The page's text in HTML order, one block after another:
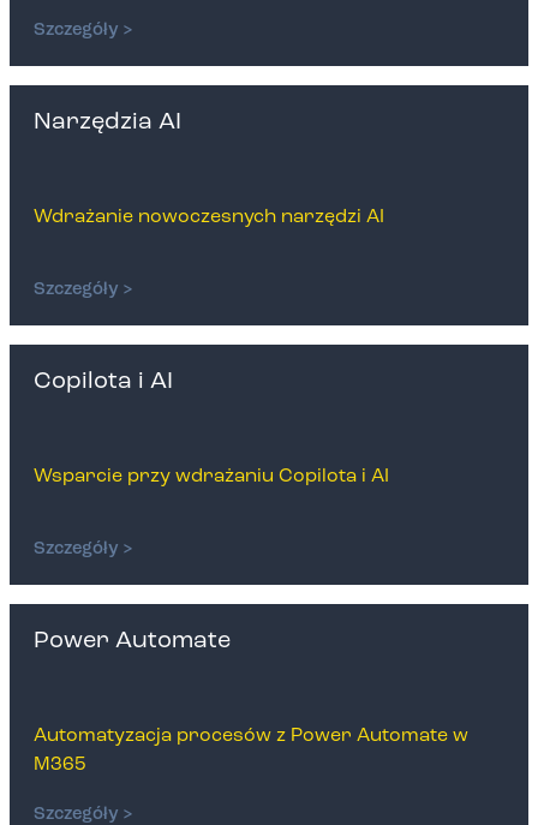
Szczegóły >
Narzędzia AI
Wdrażanie nowoczesnych narzędzi AI
Szczegóły >
Copilota i AI
Wsparcie przy wdrażaniu Copilota i AI
Szczegóły >
Power Automate
Automatyzacja procesów z Power Automate w
M365
Szczegóły >